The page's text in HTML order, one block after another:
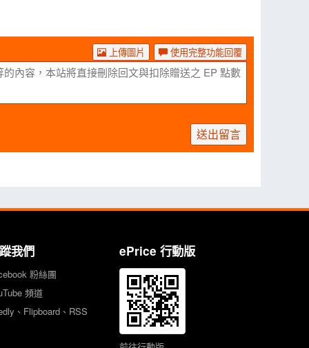
使用完整功能回覆
上傳圖片
送出留言
我們
粉絲團
頻道
、Flipboard、RSS
ePrice 行動版